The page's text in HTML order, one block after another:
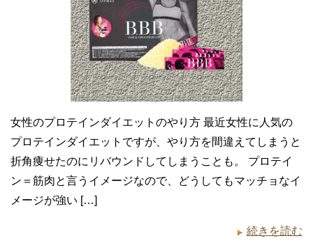
女性のプロテインダイエットのやり方 最近女性に人気の
プロテインダイエットですが、やり方を間違えてしまうと
折角痩せたのにリバウンドしてしまうことも。 プロテイ
ン＝筋肉と言うイメージなので、どうしてもマッチョなイ
メージが強い […]
続きを読む